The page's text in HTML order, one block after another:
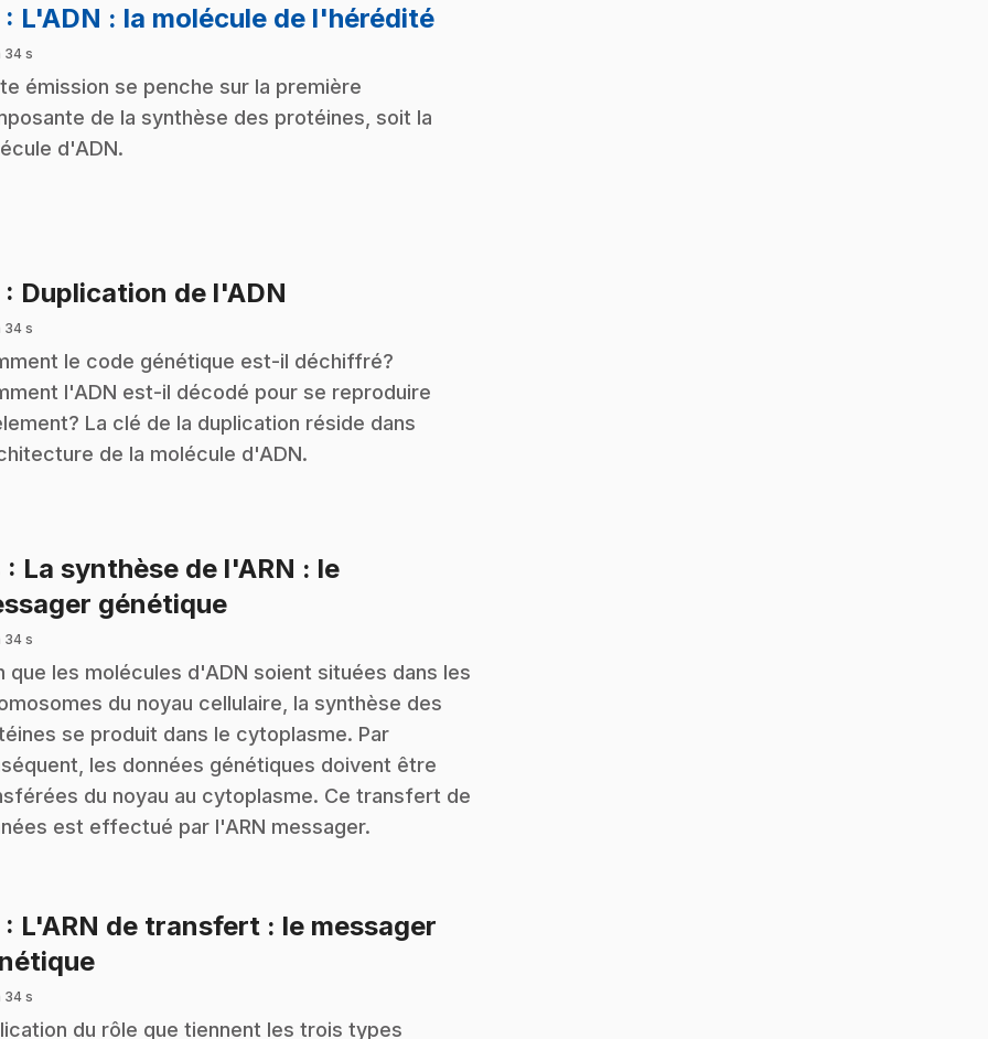
: L'ADN : la molécule de l'hérédité.
34 s
émission se penche sur la première
de la synthèse des protéines, soit la
d'ADN.
: Duplication de l'ADN
34 s
le code génétique est-il déchiffré?
l'ADN est-il décodé pour se reproduire
La clé de la duplication réside dans
de la molécule d'ADN.
: La synthèse de l'ARN : le
génétique.
34 s
que les molécules d'ADN soient situées dans les
du noyau cellulaire, la synthèse des
se produit dans le cytoplasme. Par
les données génétiques doivent être
du noyau au cytoplasme. Ce transfert de
est effectué par l'ARN messager.
: L'ARN de transfert : le messager
.
34 s
du rôle que tiennent les trois types